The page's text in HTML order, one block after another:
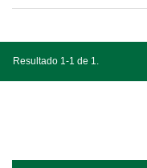
Resultado 1-1 de 1.